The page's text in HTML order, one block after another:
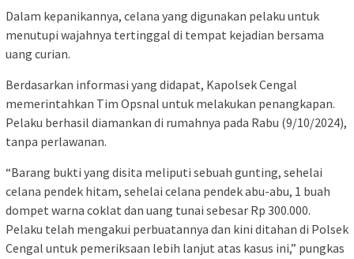
Dalam kepanikannya, celana yang digunakan pelaku untuk
menutupi wajahnya tertinggal di tempat kejadian bersama
uang curian.
Berdasarkan informasi yang didapat, Kapolsek Cengal
memerintahkan Tim Opsnal untuk melakukan penangkapan.
Pelaku berhasil diamankan di rumahnya pada Rabu (9/10/2024),
tanpa perlawanan.
“Barang bukti yang disita meliputi sebuah gunting, sehelai
celana pendek hitam, sehelai celana pendek abu-abu, 1 buah
dompet warna coklat dan uang tunai sebesar Rp 300.000.
Pelaku telah mengakui perbuatannya dan kini ditahan di Polsek
Cengal untuk pemeriksaan lebih lanjut atas kasus ini,” pungkas